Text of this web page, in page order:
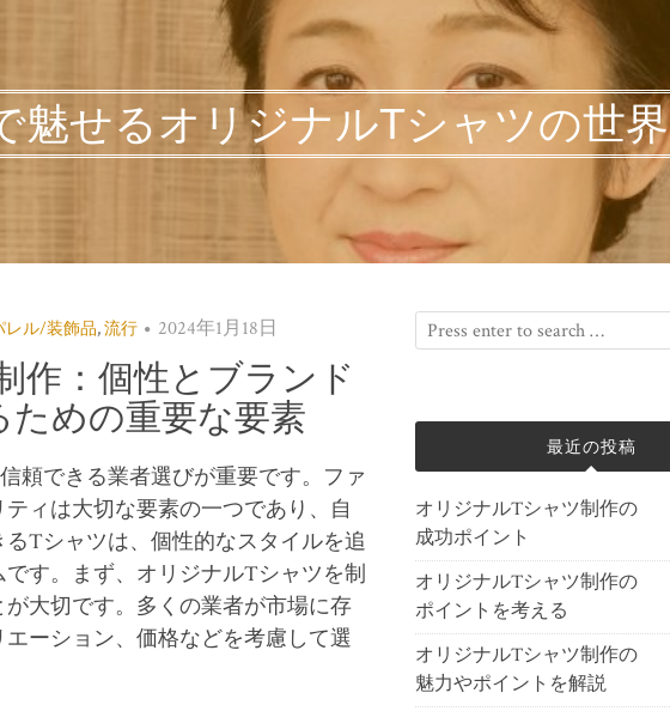
魅せるオリジナルTシャツの世界
レル/装飾品,流行 2024年1月18日
作：個性とブランド
ための重要な要素
頼できる業者選びが重要です。 ファ
ィは大切な要素の一つであり、自
Tシャツは、個性的なスタイルを追
す。まず、オリジナルTシャツを制
大切です。多くの業者が市場に存
ーション、価格などを考慮して選
最近の投稿
オリジナルTシャツ制作の
成功ポイント
オリジナルTシャツ制作の
ポイントを考える
オリジナルTシャツ制作の
魅力やポイントを解説